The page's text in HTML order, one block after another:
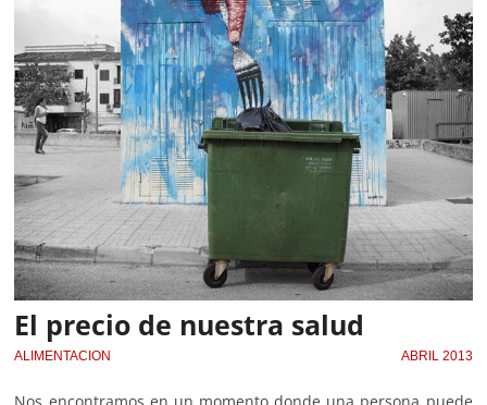
El precio de nuestra salud
ALIMENTACION ABRIL 2013